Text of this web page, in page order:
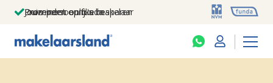
Jouw persoonlijke makelaar
Duizenden euro's besparen
Prominent op funda